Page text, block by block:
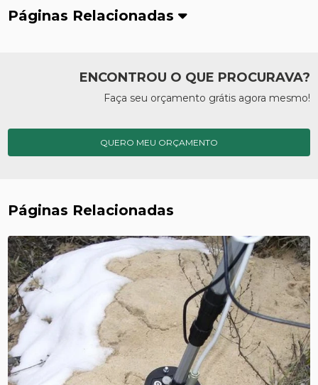
Páginas Relacionadas
ENCONTROU O QUE PROCURAVA?
Faça seu orçamento grátis agora mesmo!
QUERO MEU ORÇAMENTO
Páginas Relacionadas